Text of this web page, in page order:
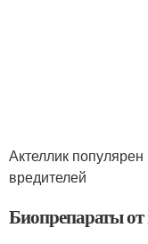
Актеллик
вредителей
Биопрепараты от